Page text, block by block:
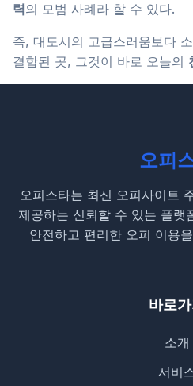
력의 모범 사례라 할 수 있다.
즉, 대도시의 고급스러움보다
결합된 곳, 그것이 바로 오늘의
오피
오피스타는 최신 오피사이트
제공하는 신뢰할 수 있는 플랫
안전하고 편리한 오피 이용
바로가
소개
서비